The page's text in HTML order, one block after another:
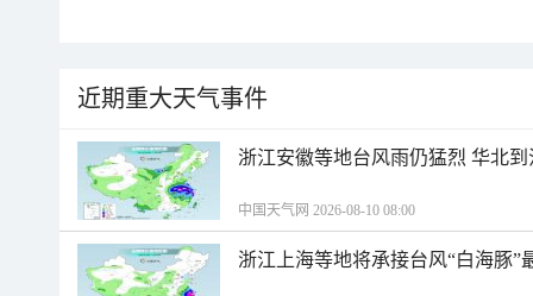
近期重大天气事件
浙江安徽等地台风雨仍猛烈 华北
中国天气网 2026-08-10 08:00
浙江上海等地将承接台风“白海豚”